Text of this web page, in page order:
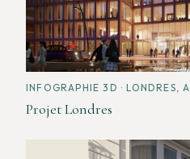
INFOGRAPHIE 3D · LONDRES,
Projet Londres